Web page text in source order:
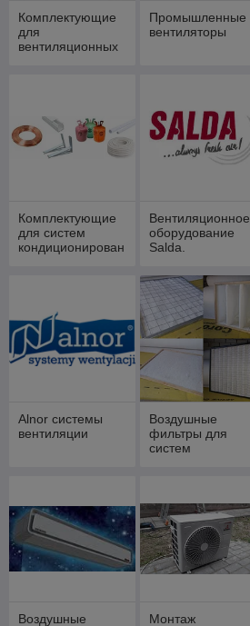
Комплектующие
для
вентиляционных
Промышленные
вентиляторы
Комплектующие
для систем
кондиционирован
Вентиляционное
оборудование
Salda.
Alnor cистемы
вентиляции
Воздушные
фильтры для
систем
Воздушные
Монтаж